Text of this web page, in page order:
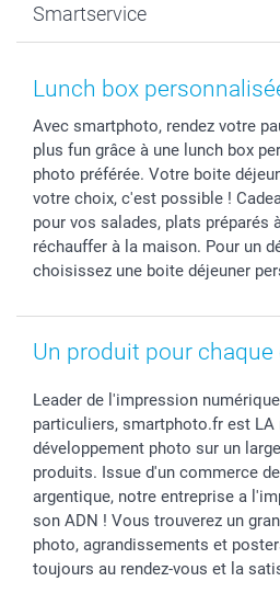
Faire-part & Cartes
Coques smartphone
Stickers & Etiquettes
Cadres photo & accessoires déco
Dénicheur d'idées cadeau
Naissance & baptême
Fête des Mères
Communion
Baptême
Toussaint
Rentrée des classes
Saint-Valentin
Vacances
Plan du site
Droit de rétraction
Vie privée
Gestion des cookies
Tarifs
Partenariats & Influence
Investisseurs
Smartservice
Aide
smartfriends
Livraison
Modes de paiement
Grandes quantités
Statut de ma commande
Lunch box
Avec smartphoto, rendez votre
plus fun grâce à une lunch box
photo préférée. Votre boite
votre choix, c'est possible !
pour vos salades, plats préparés
réchauffer à la maison. Pour un
choisissez une boite déjeuner
Un produit pour chaque
Leader de l'impression
particuliers, smartphoto.fr est LA
développement photo sur un
produits. Issue d'un commerce
argentique, notre entreprise a
son ADN ! Vous trouverez un
photo, agrandissements et
toujours au rendez-vous et la